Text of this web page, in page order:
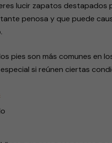
lucir zapatos destapados
penosa y que puede
pies son más comunes en
si reúnen ciertas